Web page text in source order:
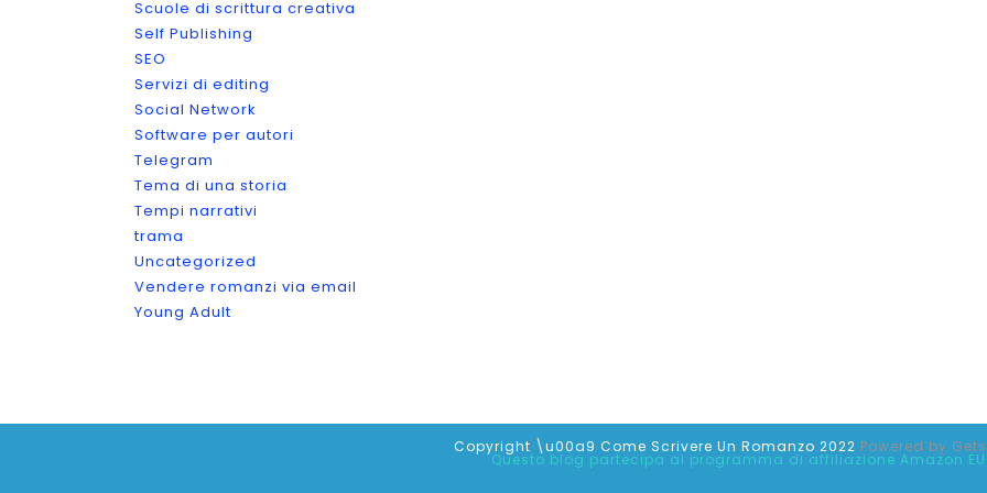
Scuole di scrittura creativa
Self Publishing
SEO
Servizi di editing
Social Network
Software per autori
Telegram
Tema di una storia
Tempi narrativi
trama
Uncategorized
Vendere romanzi via email
Young Adult
Copyright \u00a9 Come Scrivere Un Romanzo 2022 Powered by
Questo blog partecipa al programma di affiliazione Amazon